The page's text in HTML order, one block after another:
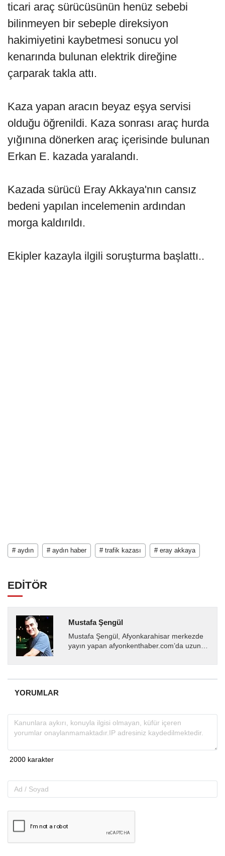
ticari araç sürücüsünün henüz sebebi
bilinmeyen bir sebeple direksiyon
hakimiyetini kaybetmesi sonucu yol
kenarında bulunan elektrik direğine
çarparak takla attı.
Kaza yapan aracın beyaz eşya servisi
olduğu öğrenildi. Kaza sonrası araç hurda
yığınına dönerken araç içerisinde bulunan
Erkan E. kazada yaralandı.
Kazada sürücü Eray Akkaya'nın cansız
bedeni yapılan incelemenin ardından
morga kaldırıldı.
Ekipler kazayla ilgili soruşturma başlattı..
# aydın # aydın haber # trafik kazası # eray akkaya
EDİTÖR
Mustafa Şengül
Mustafa Şengül, Afyonkarahisar merkezde
yayın yapan afyonkenthaber.com’da uzun
almakta, haber akışı...
YORUMLAR